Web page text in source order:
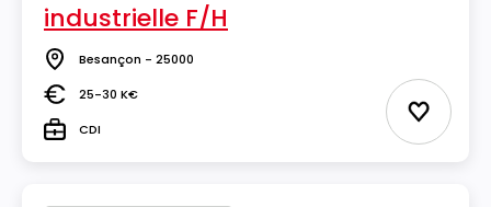
industrielle F/H
Lieu Besançon - 25000
Salaire25-30 K€
TypeCDI Ajouter